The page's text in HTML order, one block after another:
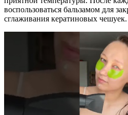
воспользоваться бальзамом для
сглаживания кератиновых чешуек.